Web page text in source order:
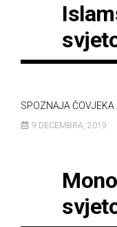
SPOZNAJA ČOVJEKA
9 DECEMBRA, 2019